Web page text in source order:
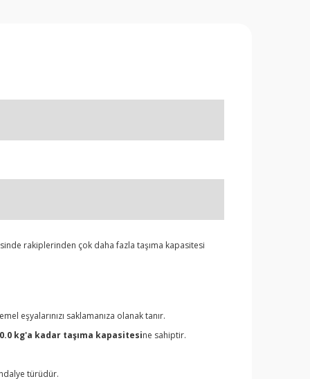
rakiplerinden çok daha fazla taşıma kapasitesi
eşyalarınızı saklamanıza olanak tanır.
kg'a kadar taşıma kapasitesine sahiptir.
türüdür.